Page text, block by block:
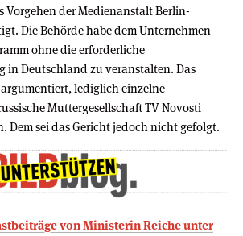
Vorgehen der Medienanstalt Berlin-
Die Behörde habe dem Unternehmen
ohne die erforderliche
in Deutschland zu veranstalten. Das
lediglich einzelne
Muttergesellschaft TV Novosti
Dem sei das Gericht jedoch nicht gefolgt.
von Ministerin Reiche unter